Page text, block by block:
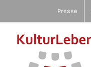
Inhalt
springen
Presse